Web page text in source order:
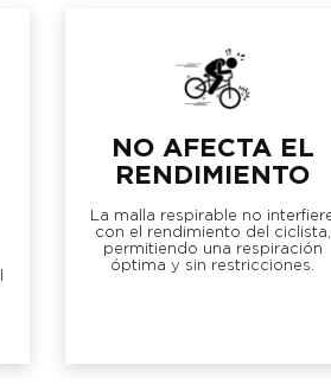
NO AFECTA EL
RENDIMIENTO
La malla respirable no
con el rendimiento del ciclista,
permitiendo una respiración
óptima y sin restricciones.